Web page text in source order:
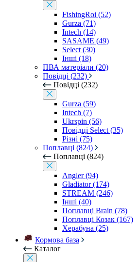
FishingRoi (52)
Gurza (71)
Intech (14)
SASAME (49)
Select (30)
Інші (18)
ПВА матеріали (20)
Повідці (232)
Повідці (232)
Gurza (59)
Intech (7)
Ukrspin (56)
Повідці Select (35)
Різні (75)
Поплавці (824)
Поплавці (824)
Angler (94)
Gladiator (174)
STREAM (246)
Інші (40)
Поплавці Brain (78)
Поплавці Козак (167)
Херабуна (25)
Кормова база
Каталог